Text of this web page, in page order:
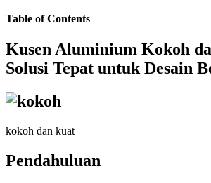
Table of Contents
Kusen Aluminium Kokoh
Solusi Tepat untuk Desain
kokoh dan kuat
Pendahuluan